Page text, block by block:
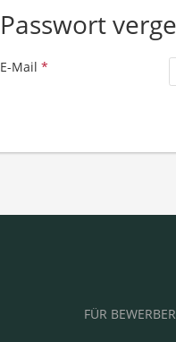
Passwort
E-Mail *
FÜR